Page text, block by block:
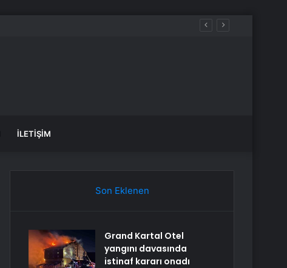
İLETIŞIM
Son Eklenen
Grand Kartal Otel
yangını davasında
istinaf kararı onadı